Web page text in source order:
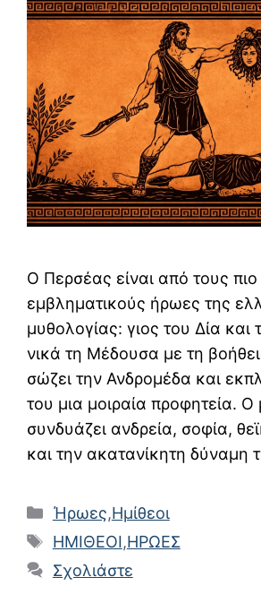
Ο Περσέας είναι από τους πιο
εμβληματικούς ήρωες της
μυθολογίας: γιος του Δία και
νικά τη Μέδουσα με τη
σώζει την Ανδρομέδα και
του μια μοιραία προφητεία. Ο
συνδυάζει ανδρεία, σοφία,
και την ακατανίκητη δύναμη
Κατηγορίες
Ήρωες,Ημίθεοι
Ετικέτες
ΗΜΙΘΕΟΙ,ΗΡΩΕΣ
Σχολιάστε